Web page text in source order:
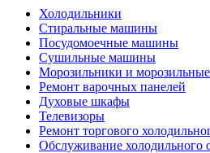
Холодильники
Стиральные машины
Посудомоечные машины
Сушильные машины
Морозильники и
Ремонт варочных панелей
Духовые шкафы
Телевизоры
Ремонт торгового
Обслуживание холодильного